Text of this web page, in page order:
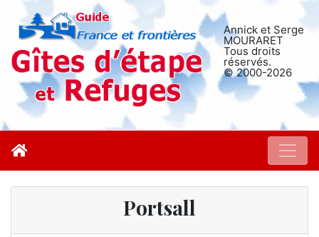
Annick et Serge
MOURARET
Tous droits
réservés.
© 2000-2026
Portsall